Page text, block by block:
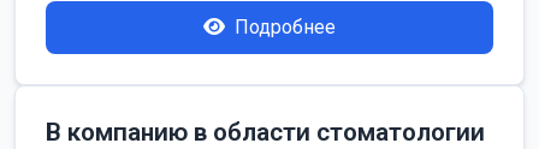
Подробнее
В компанию в области стоматологии